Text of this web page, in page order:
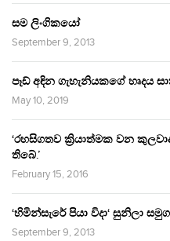
සම ලිංගිකයෝ
September 9, 2013
පෑඩ් අඳින ගැහැනියකගේ හෘදය
May 10, 2019
‘රහසිගතව ක්‍රියාත්මක වන
තිබේ.’
February 15, 2016
‘හිමින්සැරේ පියා විදා‘ සුනිලා
September 9, 2013